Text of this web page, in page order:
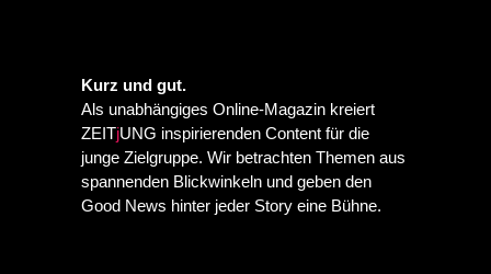
Kurz und gut.
Als unabhängiges Online-Magazin kreiert
ZEITjUNG inspirierenden Content für die
junge Zielgruppe. Wir betrachten Themen aus
spannenden Blickwinkeln und geben den
Good News hinter jeder Story eine Bühne.